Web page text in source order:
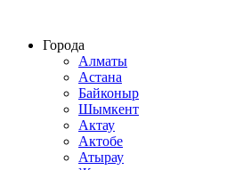
Города
Алматы
Астана
Байконыр
Шымкент
Актау
Актобе
Атырау